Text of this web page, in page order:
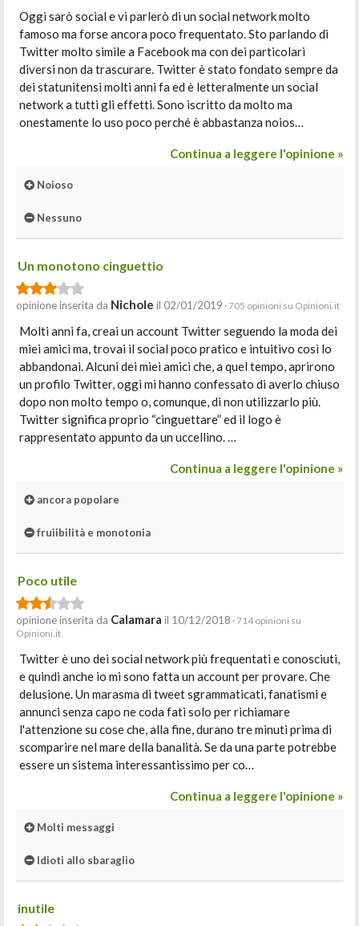
Oggi sarò social e vi parlerò di un social network molto
famoso ma forse ancora poco frequentato. Sto parlando di
Twitter molto simile a Facebook ma con dei particolari
diversi non da trascurare. Twitter è stato fondato sempre da
dei statunitensi molti anni fa ed è letteralmente un social
network a tutti gli effetti. Sono iscritto da molto ma
onestamente lo uso poco perché è abbastanza noios…
Continua a leggere l'opinione »
Noioso
Nessuno
Un monotono cinguettio
opinione inserita da Nichole il 02/01/2019 · 705 opinioni su Opinioni.it
Molti anni fa, creai un account Twitter seguendo la moda dei
miei amici ma, trovai il social poco pratico e intuitivo così lo
abbandonai. Alcuni dei miei amici che, a quel tempo, aprirono
un profilo Twitter, oggi mi hanno confessato di averlo chiuso
dopo non molto tempo o, comunque, di non utilizzarlo più.
Twitter significa proprio “cinguettare” ed il logo è
rappresentato appunto da un uccellino. …
Continua a leggere l'opinione »
ancora popolare
fruiibilità e monotonia
Poco utile
opinione inserita da Calamara il 10/12/2018 · 714 opinioni su
Opinioni.it
Twitter è uno dei social network più frequentati e conosciuti,
e quindi anche io mi sono fatta un account per provare. Che
delusione. Un marasma di tweet sgrammaticati, fanatismi e
annunci senza capo ne coda fati solo per richiamare
l'attenzione su cose che, alla fine, durano tre minuti prima di
scomparire nel mare della banalità. Se da una parte potrebbe
essere un sistema interessantissimo per co…
Continua a leggere l'opinione »
Molti messaggi
Idioti allo sbaraglio
inutile